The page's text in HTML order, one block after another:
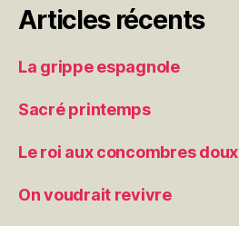
Articles récents
La grippe espagnole
Sacré printemps
Le roi aux concombres doux
On voudrait revivre